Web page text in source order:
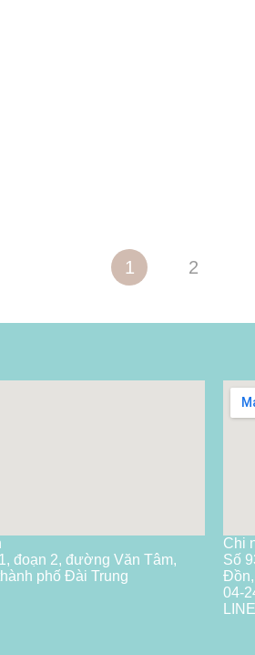
1 2
đoạn 2, đường Văn Tâm,
phố Đài Trung
Chi
Số
04-